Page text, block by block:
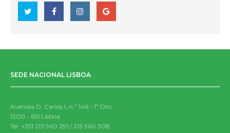
SEDE NACIONAL LISBOA
Avenida D. Carlos I, n.º 146 - 1º Dto.
1200 - 651 Lisboa
Tel: +351 213 960 291 / 213 960 308